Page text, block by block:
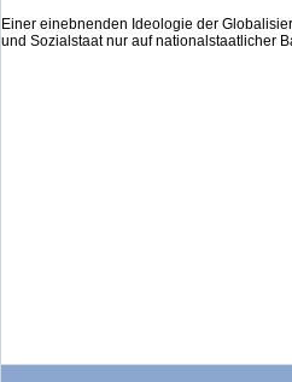
Einer einebnenden Ideologie der
und Sozialstaat nur auf nationalstaatlicher